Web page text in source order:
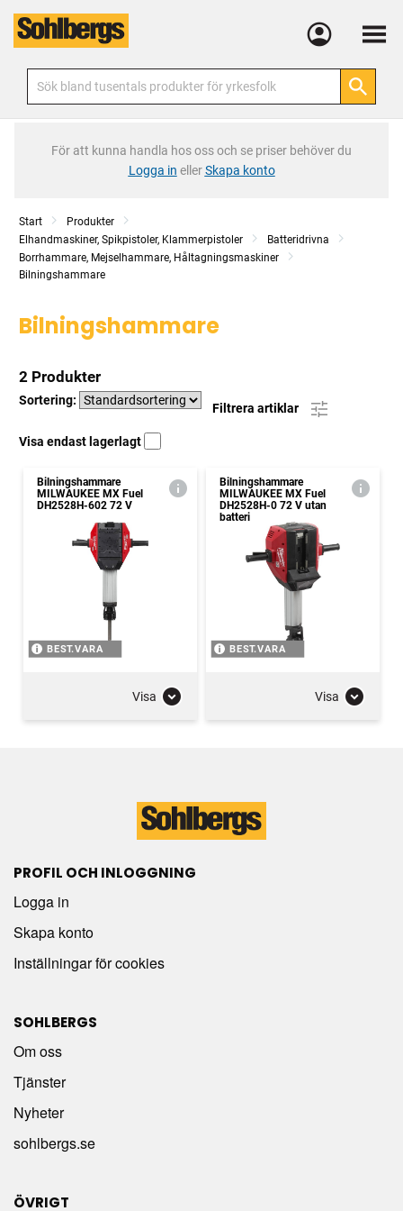
Meny
För att kunna handla hos oss och se priser behöver du
Logga in ellerSkapa konto
Start
Produkter
Elhandmaskiner, Spikpistoler, Klammerpistoler
Batteridrivna
Borrhammare, Mejselhammare, Håltagningsmaskiner
Bilningshammare
Bilningshammare
2 Produkter
Sortering:
Filtrera artiklar
Visa endast lagerlagt
Bilningshammare
MILWAUKEE MX Fuel
DH2528H-602 72 V
BEST.VARA
Visa
Bilningshammare
MILWAUKEE MX Fuel
DH2528H-0 72 V utan
batteri
BEST.VARA
Visa
PROFIL OCH INLOGGNING
Logga in
Skapa konto
Inställningar för cookies
SOHLBERGS
Om oss
Tjänster
Nyheter
sohlbergs.se
ÖVRIGT